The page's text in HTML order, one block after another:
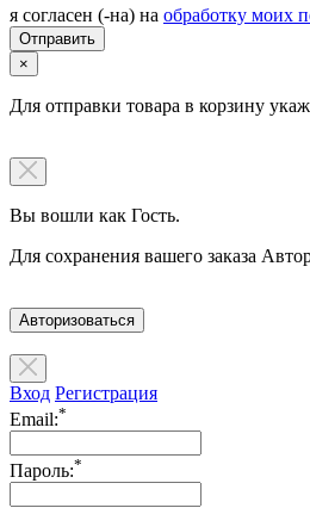
я согласен (-на) на обработку моих
×
Для отправки товара в корзину
Вы вошли как Гость.
Для сохранения вашего заказа
Авторизоваться
Вход Регистрация
Email:*
Пароль:*